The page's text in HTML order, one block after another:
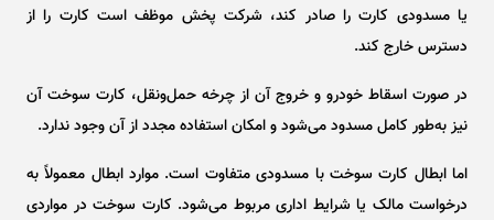
یا مسدودی کارت را صادر کند، شرکت پخش موظف است کارت را از
دسترس خارج کند.
در صورت اسقاط خودرو و خروج آن از چرخه حمل‌ونقل، کارت سوخت آن
نیز به‌طور کامل مسدود می‌شود و امکان استفاده مجدد از آن وجود ندارد.
اما ابطال کارت سوخت با مسدودی متفاوت است. موارد ابطال معمولاً به
درخواست مالک یا شرایط اداری مربوط می‌شود. کارت سوخت در مواردی